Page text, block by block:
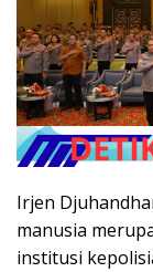
Irjen
manusia
institusi